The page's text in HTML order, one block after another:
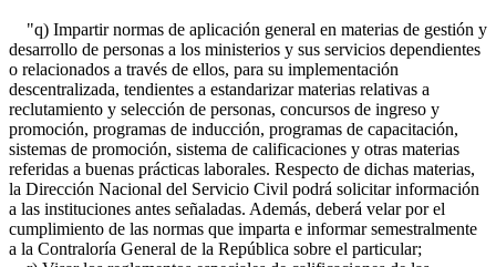
"q) Impartir normas de aplicación general en materias de gestión y
desarrollo de personas a los ministerios y sus servicios dependientes
o relacionados a través de ellos, para su implementación
descentralizada, tendientes a estandarizar materias relativas a
reclutamiento y selección de personas, concursos de ingreso y
promoción, programas de inducción, programas de capacitación,
sistemas de promoción, sistema de calificaciones y otras materias
referidas a buenas prácticas laborales. Respecto de dichas materias,
la Dirección Nacional del Servicio Civil podrá solicitar información
a las instituciones antes señaladas. Además, deberá velar por el
cumplimiento de las normas que imparta e informar semestralmente
a la Contraloría General de la República sobre el particular;